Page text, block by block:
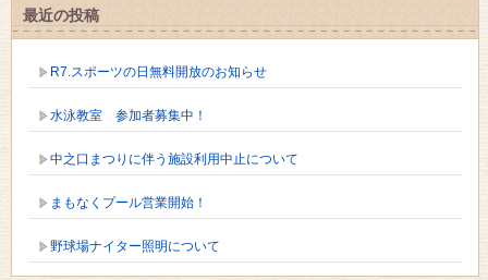
最近の投稿
R7.スポーツの日無料開放のお知らせ
水泳教室 参加者募集中！
中之口まつりに伴う施設利用中止について
まもなくプール営業開始！
野球場ナイター照明について